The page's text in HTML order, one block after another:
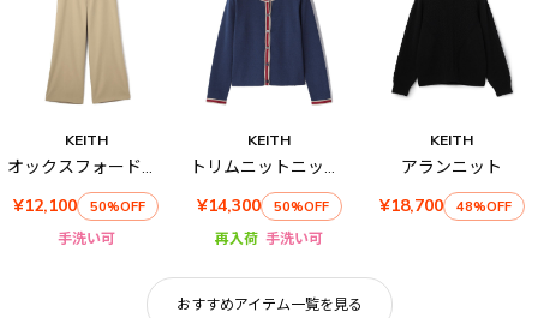
KEITH
オックスフォードクロスパンツ
¥12,100
50%OFF
手洗い可
KEITH
トリムニットニットカーディガン
¥14,300
50%OFF
再入荷 手洗い可
KEITH
アランニット
¥18,700
48%OFF
おすすめアイテム一覧を見る